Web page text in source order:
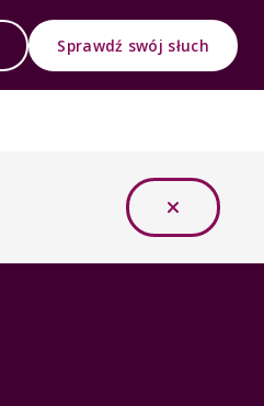
Sprawdź swój słuch